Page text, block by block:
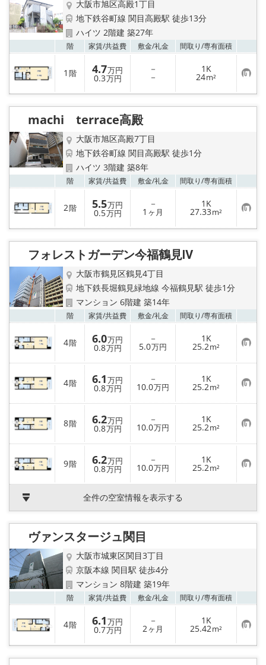
大阪市旭区高殿1丁目
地下鉄谷町線 関目高殿駅 徒歩13分
ハイツ 2階建 築27年
階 家賃/共益費 敷金/礼金 間取り/専有面積
1 階 4.7万円
0.3万円
－
－
1K
24m² お
気
に
り
machi terrace高殿
大阪市旭区高殿7丁目
地下鉄谷町線 関目高殿駅 徒歩1分
ハイツ 3階建 築8年
階 家賃/共益費 敷金/礼金 間取り/専有面積
2階 5.5万円
0.5万円
－
1 ヶ月
1K
27.33m² お
気
に
り
フォレストガーデン今福鶴見Ⅳ
大阪市鶴見区鶴見4丁目
地下鉄長堀鶴見緑地線 今福鶴見駅 徒歩1分
マンション 6階建 築14年
階 家賃/共益費 敷金/礼金 間取り/専有面積
4階 6.0万円
0.8万円
－
5.0万円
1K
25.2m² お
気
に
入
り
登
録
4階 6.1万円
0.8万円
－
10.0万円
1K
25.2m² お
気
に
入
り
登
録
8階 6.2万円
0.8万円
－
10.0万円
1K
25.2m² お
気
に
入
り
登
録
9階 6.2万円
0.8万円
－
10.0万円
1K
25.2m² お
気
に
登
全件の空室情報を表示する
ヴァンスタージュ関目
大阪市城東区関目3丁目
京阪本線 関目駅 徒歩4分
マンション 8階建 築19年
階 家賃/共益費 敷金/礼金 間取り/専有面積
4階 6.1万円
0.7万円
－
2ヶ月
1K
25.42m² お
気
に
り